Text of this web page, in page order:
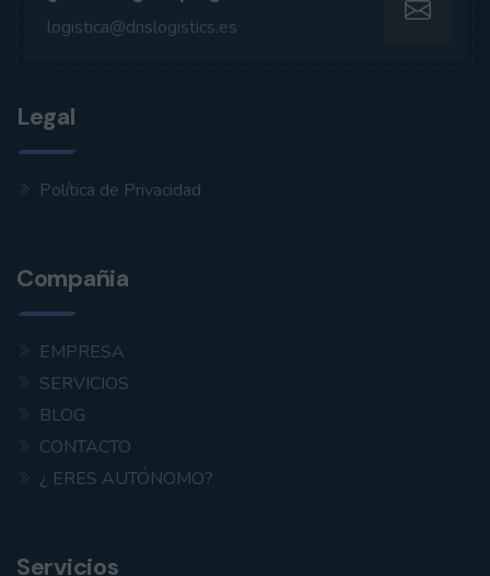
logistica@dnslogistics.es
Legal
Política de Privacidad
Compañia
EMPRESA
SERVICIOS
BLOG
CONTACTO
¿ ERES AUTÓNOMO?
Servicios